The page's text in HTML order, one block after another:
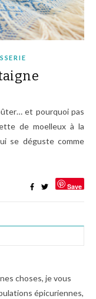
de moelleux à la
se déguste comme
Save
choses, je vous
épicuriennes,